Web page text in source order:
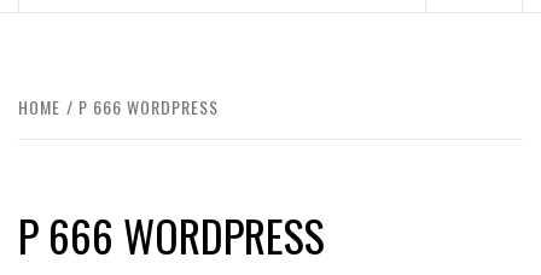
HOME P 666 WORDPRESS
P 666 WORDPRESS